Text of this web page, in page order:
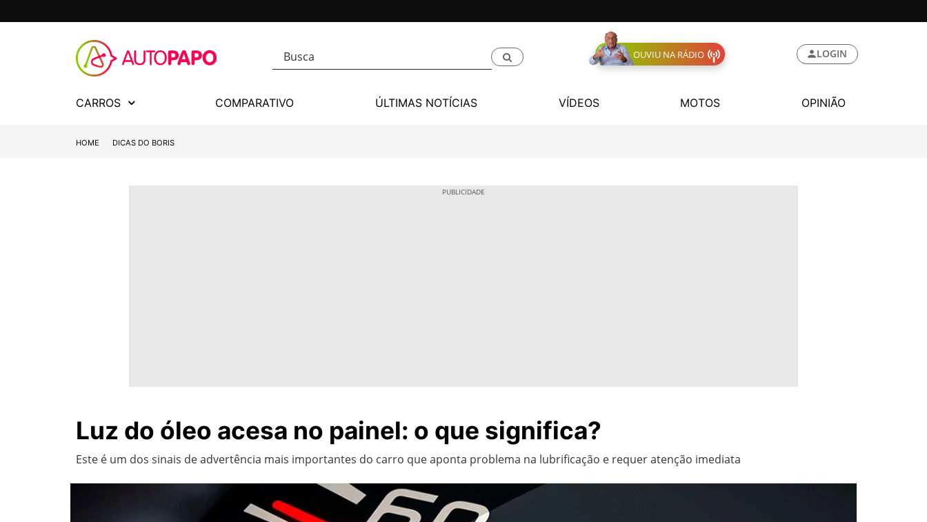
OUVIU NA RÁDIO LOGIN
CARROS COMPARATIVO ÚLTIMAS NOTÍCIAS VÍDEOS MOTOS OPINIÃO
HOME DICAS DO BORIS
Luz do óleo acesa no painel: o que significa?
Este é um dos sinais de advertência mais importantes do carro que aponta problema na lubrificação e requer atenção imediata